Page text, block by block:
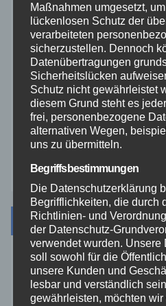
THW
Veranstaltungen
Video
Westerwald
Archiv
August 2026
Juli 2026
Maßnahmen umgesetzt,
lückenlosen Schutz der
verarbeiteten
sicherzustellen. Dennoch
Datenübertragungen
Sicherheitslücken
Schutz nicht gewährleistet
diesem Grund steht es
frei, personenbezogene
alternativen Wegen,
uns zu übermitteln.
Begriffsbestimmungen
Die Datenschutzerklärung
Begrifflichkeiten, die durch
Richtlinien- und
der Datenschutz-
verwendet wurden. Unsere
soll sowohl für die
unsere Kunden und
lesbar und verständlich
gewährleisten, möchten